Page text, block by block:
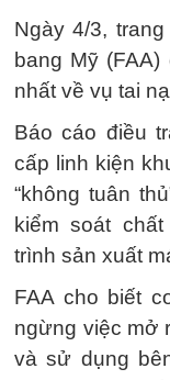
Ngày 4/3,
bang Mỹ
nhất về vụ tai
Báo cáo điều
cấp linh kiện
“không tuân
kiểm soát
trình sản xuất
FAA cho biết
ngừng việc mở
và sử dụng